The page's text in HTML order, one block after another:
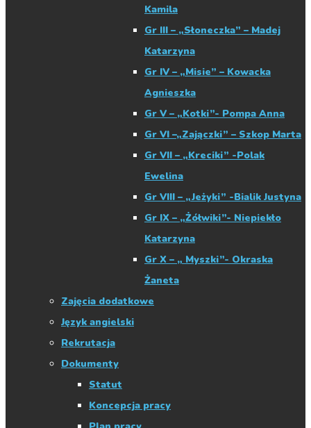
Kamila
Gr III – „Słoneczka” – Madej
Katarzyna
Gr IV – „Misie” – Kowacka
Agnieszka
Gr V – „Kotki”- Pompa Anna
Gr VI –„Zajączki” – Szkop Marta
Gr VII – „Kreciki” -Polak
Ewelina
Gr VIII – „Jeżyki” -Bialik Justyna
Gr IX – „Żółwiki”- Niepiekło
Katarzyna
Gr X – „ Myszki”- Okraska
Żaneta
Zajęcia dodatkowe
Język angielski
Rekrutacja
Dokumenty
Statut
Koncepcja pracy